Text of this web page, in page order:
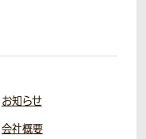
お知らせ
会社概要